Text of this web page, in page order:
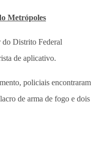
Metrópoles
Distrito Federal
de aplicativo.
policiais encontraram
de arma de fogo e dois